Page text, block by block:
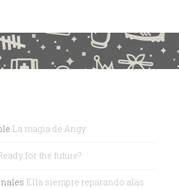
La magia de Angy
for the future?
Ella siempre reparando alas